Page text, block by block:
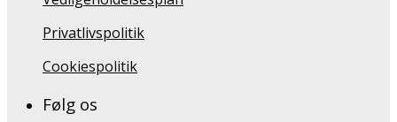
Privatlivspolitik
Cookiespolitik
Følg os